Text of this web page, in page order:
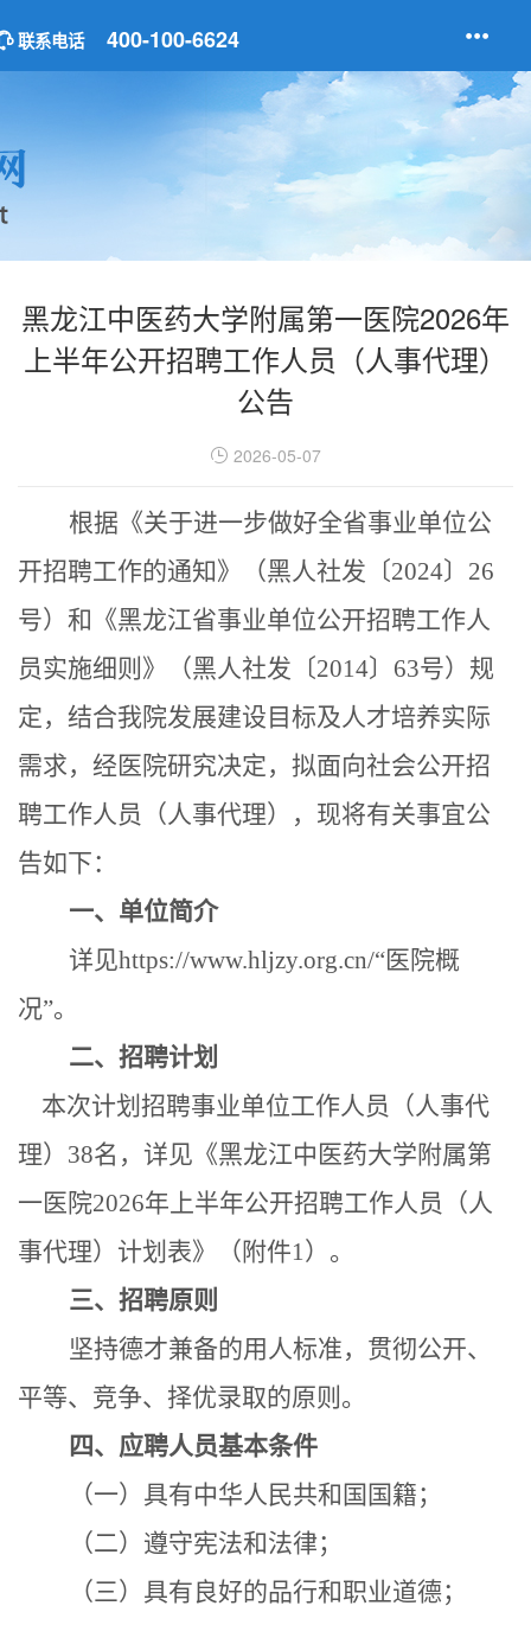
联系电话 400-100-6624
黑龙江中医药大学附属第一医院2026年
上半年公开招聘工作人员（人事代理）
公告
2026-05-07
根据《关于进一步做好全省事业单位公
开招聘工作的通知》（黑人社发〔2024〕 26
号） 和 《黑龙江省事业单位公开招聘工作人
员实施细则》（黑人社发〔2014〕63号）规
定，结合我院发展建设目标及人才培养实际
需求，经医院研究决定，拟面向社会公开招
聘工作人员
（人事代理）
，现将有关事宜公
告如下：
一、单位简介
详见https://www.hljzy.org.cn/“医院概
况”。
二、 招聘计划
本次计划招聘事业单位工作人员（人事代
理） 38名，详见《黑龙江中医药大学附属第
一医院2026年上半年公开招聘工作人员（人
事代理）计划表》（附件1）。
三、招聘原则
坚持德才兼备的用人标准，贯彻公开、
平等、竞争、择优录取的原则。
四、应聘人员基本条件
（一）具有中华人民共和国国籍；
（二）遵守宪法和法律；
（三）具有良好的品行和职业道德；